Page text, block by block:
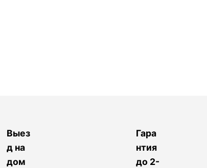
Выез
д на
дом
Гара
нтия
до 2-